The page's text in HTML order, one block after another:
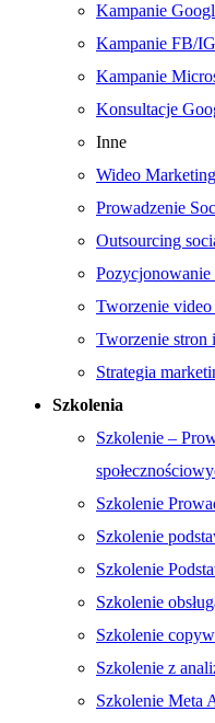
Kampanie
Kampanie FB/
Kampanie
Konsultacje
Inne
Wideo Marketing
Prowadzenie
Outsourcing
Tworzenie
Tworzenie stron
Strategia
Szkolenia
Szkolenie –
Szkolenie
Szkolenie
Szkolenie
Szkolenie
Szkolenie
Szkolenie z
Szkolenie Meta